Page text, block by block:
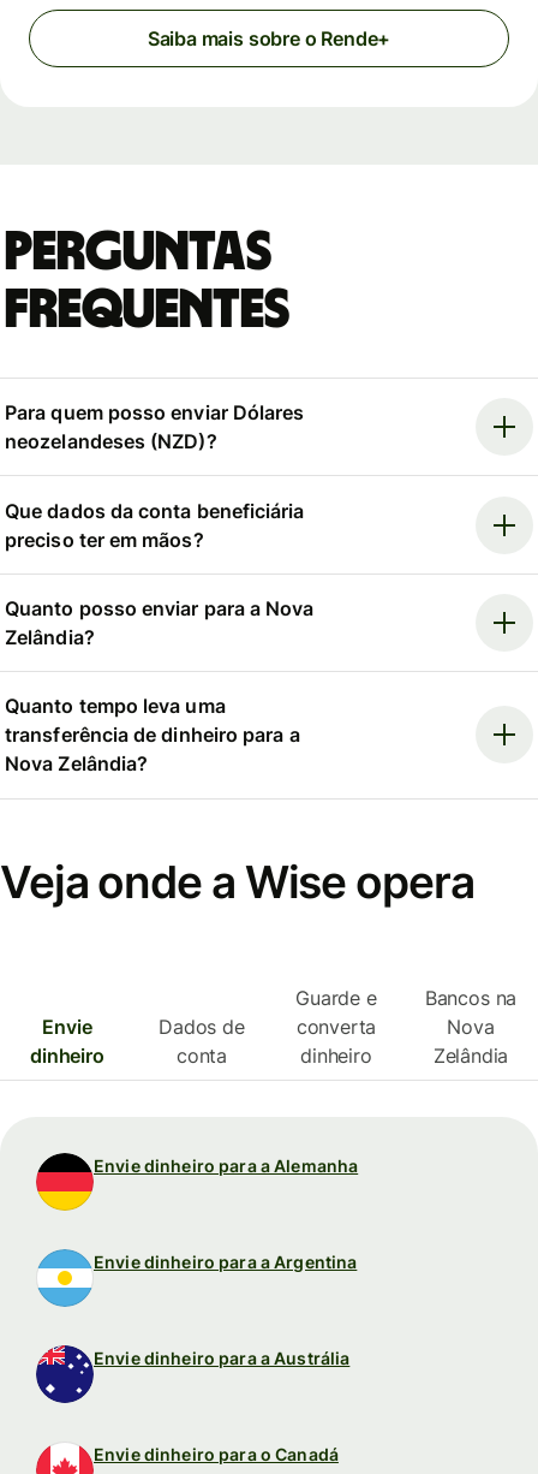
Saiba mais sobre o Rende+
Perguntas
Frequentes
Para quem posso enviar Dólares
neozelandeses (NZD)?
Que dados da conta beneficiária
preciso ter em mãos?
Quanto posso enviar para a Nova
Zelândia?
Quanto tempo leva uma
transferência de dinheiro para a
Nova Zelândia?
Veja onde a Wise opera
Envie
dinheiro
Dados de
conta
Guarde e
converta
dinheiro
Bancos na
Nova
Zelândia
Envie dinheiro para a Alemanha
Envie dinheiro para a Argentina
Envie dinheiro para a Austrália
Envie dinheiro para o Canadá